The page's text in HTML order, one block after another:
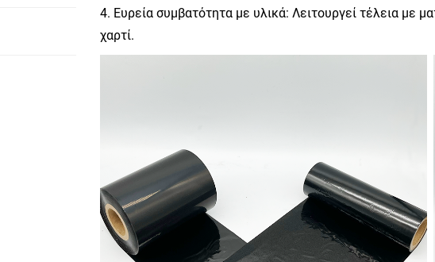
4. Ευρεία συμβατότητα με υλικά: Λειτουργεί τέλεια με
χαρτί.